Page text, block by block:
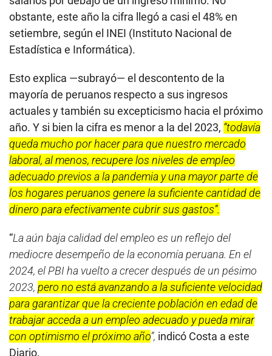
Al cierre del año —cuestionó— la inseguridad sigue
siendo el principal problema y demanda del Perú, sin
avizorarse políticas para abordar realmente esta
problemática.“La clase política no ha dado nada
nuevo, al contrario, se ha tenido una reiteración de
cosas negativas, como políticas desde el Congreso,
avaladas por el Ejecutivo, (y viceversa) proimpunidad y
antinstitucionalidad”, incidió.